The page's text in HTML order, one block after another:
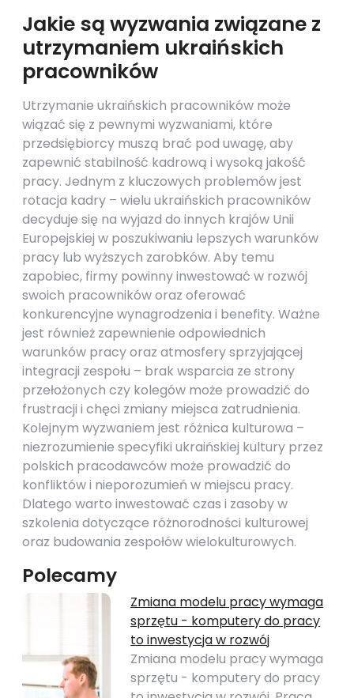
Jakie są wyzwania związane z
utrzymaniem ukraińskich
pracowników
Utrzymanie ukraińskich pracowników może
wiązać się z pewnymi wyzwaniami, które
przedsiębiorcy muszą brać pod uwagę, aby
zapewnić stabilność kadrową i wysoką jakość
pracy. Jednym z kluczowych problemów jest
rotacja kadry – wielu ukraińskich pracowników
decyduje się na wyjazd do innych krajów Unii
Europejskiej w poszukiwaniu lepszych warunków
pracy lub wyższych zarobków. Aby temu
zapobiec, firmy powinny inwestować w rozwój
swoich pracowników oraz oferować
konkurencyjne wynagrodzenia i benefity. Ważne
jest również zapewnienie odpowiednich
warunków pracy oraz atmosfery sprzyjającej
integracji zespołu – brak wsparcia ze strony
przełożonych czy kolegów może prowadzić do
frustracji i chęci zmiany miejsca zatrudnienia.
Kolejnym wyzwaniem jest różnica kulturowa –
niezrozumienie specyfiki ukraińskiej kultury przez
polskich pracodawców może prowadzić do
konfliktów i nieporozumień w miejscu pracy.
Dlatego warto inwestować czas i zasoby w
szkolenia dotyczące różnorodności kulturowej
oraz budowania zespołów wielokulturowych.
Polecamy
Zmiana modelu pracy wymaga
sprzętu - komputery do pracy
to inwestycja w rozwój
Zmiana modelu pracy wymaga
sprzętu - komputery do pracy